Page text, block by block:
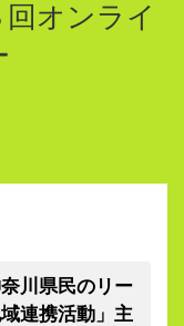
オンライ
川県民のリー
連携活動」主